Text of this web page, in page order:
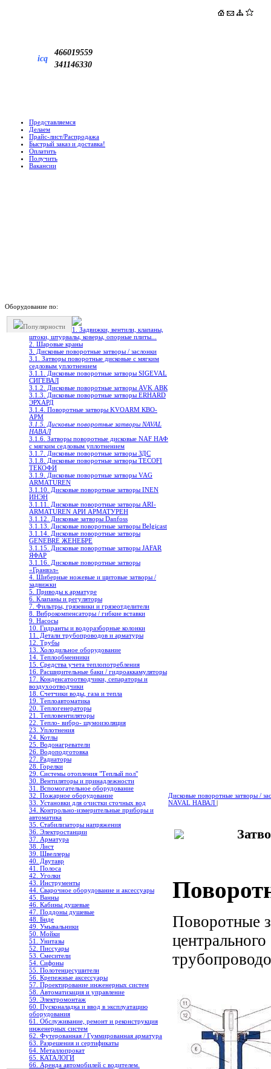
icq
466019559
341146330
Представляемся
Делаем
Прайс-лист/Распродажа
Быстрый заказ и доставка!
Оплатить
Получить
Вакансии
Оборудование по:
Популярности
1. Задвижки, вентили, клапаны,
штоки, штурвалы, коверы, опорные плиты...
2. Шаровые краны
3. Дисковые поворотные затворы / заслонки
3.1. Затворы поворотные дисковые с мягким
седловым уплотнением
3.1.1. Дисковые поворотные затворы SIGEVAL
СИГЕВАЛ
3.1.2. Дисковые поворотные затворы AVK АВК
3.1.3. Дисковые поворотные затворы ERHARD
ЭРХАРД
3.1.4. Поворотные затворы KVOARM КВО-
АРМ
3.1.5. Дисковые поворотные затворы NAVAL
НАВАЛ
3.1.6. Затворы поворотные дисковые NAF НАФ
с мягким седловым уплотнением
3.1.7. Дисковые поворотные затворы ЗДС
3.1.8. Дисковые поворотные затворы TECOFI
ТЕКОФИ
3.1.9. Дисковые поворотные затворы VAG
ARMATUREN
3.1.10. Дисковые поворотные затворы INEN
ИНЭН
3.1.11. Дисковые поворотные затворы ARI-
ARMATUREN АРИ АРМАТУРЕН
3.1.12. Дисковые затворы Danfoss
3.1.13. Дисковые поворотные затворы Belgicast
3.1.14. Дисковые поворотныe затворы
GENEBRE ЖЕНЕБРЕ
3.1.15. Дисковые поворотные затворы JAFAR
ЯФАР
3.1.16. Дисковые поворотные затворы
«Гранвэл»
4. Шиберные ножевые и щитовые затворы /
задвижки
5. Приводы к арматуре
6. Клапаны и регуляторы
7. Фильтры, грязевики и грязеотделители
8. Виброкомпенсаторы / гибкие вставки
9. Насосы
10. Гидранты и водоразборные колонки
11. Детали трубопроводов и арматуры
12. Трубы
13. Холодильное oборудование
14. Теплообменники
15. Средства учета теплопотребления
16. Расширительные баки / гидроаккамуляторы
17. Конденсатоотводчики, сепараторы и
воздухоотводчики
18. Счетчики воды, газа и тепла
19. Теплоавтоматика
20. Теплогенераторы
21. Тепловентиляторы
22. Тепло- вибро- шумоизоляция
23. Уплотнения
24. Котлы
25. Водонагреватели
26. Водоподготовка
27. Радиаторы
28. Горелки
29. Системы отопления "Теплый пол"
30. Вентиляторы и принадлежности
31. Вспомогательное оборудование
32. Пожарное оборудование
33. Установки для очистки сточных вод
34. Контрольно-измерительные приборы и
автоматика
35. Стабилизаторы напряжения
36. Электростанции
37. Арматура
38. Лист
39. Швеллеры
40. Двутавр
41. Полоса
42. Уголки
43. Инструменты
44. Сварочное оборудование и аксессуары
45. Ванны
46. Кабины душевые
47. Поддоны душевые
48. Биде
49. Умывальники
50. Мойки
51. Унитазы
52. Писсуары
53. Смесители
54. Сифоны
55. Полотенцесушители
56. Крепежные аксессуары
57. Проектирование инженерных систем
58. Автоматизация и управление
59. Электромонтаж
60. Пусконаладка и ввод в эксплуатацию
оборудования
61. Обслуживание, ремонт и реконструкция
инженерных систем
62. Футерованная / Гуммированная арматура
63. Разрешения и сертификаты
64. Металлопрокат
65. КАТАЛОГИ
66. Аренда автомобилей с водителем.
Дисковые поворотные затворы /
NAVAL НАВАЛ |
Поворотные